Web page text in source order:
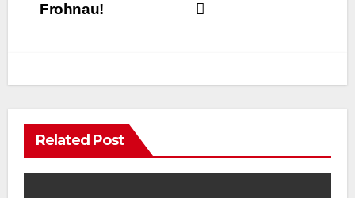
Frohnau!
Related Post